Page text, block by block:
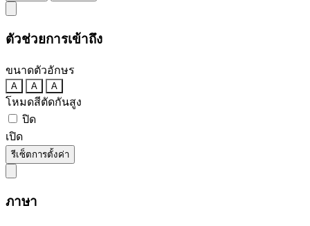
ตัวช่วยการเข้าถึง
ขนาดตัวอักษร
A A A
โหมดสีตัดกันสูง
ปิด
เปิด
รีเซ็ตการตั้งค่า
ภาษา